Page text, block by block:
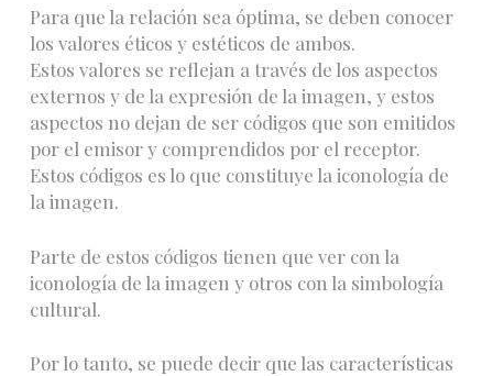
Para que la relación sea óptima, se deben conocer
los valores éticos y estéticos de ambos.
Estos valores se reflejan a través de los aspectos
externos y de la expresión de la imagen, y estos
aspectos no dejan de ser códigos que son emitidos
por el emisor y comprendidos por el receptor.
Estos códigos es lo que constituye la iconología de
la imagen.
Parte de estos códigos tienen que ver con la
iconología de la imagen y otros con la simbología
cultural.
Por lo tanto, se puede decir que las características